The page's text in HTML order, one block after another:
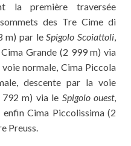
la première traversée
des Tre Cime di
m) par leSpigolo Scoiattoli,
Grande (2 999 m) via
normale, Cima Piccola
descente par la voie
m) via le Spigolo ouest,
enfin Cima Piccolissima (2
Preuss.